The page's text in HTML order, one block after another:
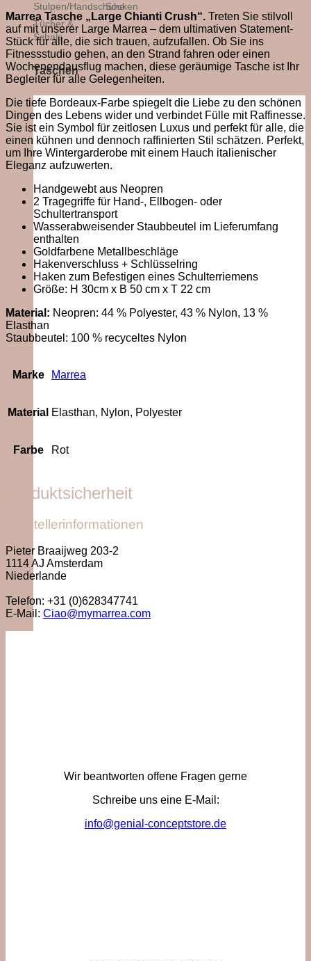
Stulpen/Handschuhe
Tücher &
Schals
Socken
Taschen
Marrea Tasche „Large Chianti Crush“. Treten Sie stilvoll
auf mit unserer Large Marrea – dem ultimativen Statement-
Stück für alle, die sich trauen, aufzufallen. Ob Sie ins
Fitnessstudio gehen, an den Strand fahren oder einen
Wochenendausflug machen, diese geräumige Tasche ist Ihr
Begleiter für alle Gelegenheiten.
Die tiefe Bordeaux-Farbe spiegelt die Liebe zu den schönen
Dingen des Lebens wider und verbindet Fülle mit Raffinesse.
Sie ist ein Symbol für zeitlosen Luxus und perfekt für alle, die
einen kühnen und dennoch raffinierten Stil schätzen. Perfekt,
um Ihre Wintergarderobe mit einem Hauch italienischer
Eleganz aufzuwerten.
Handgewebt aus Neopren
2 Tragegriffe für Hand-, Ellbogen- oder
Schultertransport
Wasserabweisender Staubbeutel im Lieferumfang
enthalten
Goldfarbene Metallbeschläge
Hakenverschluss + Schlüsselring
Haken zum Befestigen eines Schulterriemens
Größe: H 30cm x B 50 cm x T 22 cm
Material: Neopren: 44 % Polyester, 43 % Nylon, 13 %
Elasthan
Staubbeutel: 100 % recyceltes Nylon
Marke Marrea
Material Elasthan, Nylon, Polyester
Farbe Rot
Produktsicherheit
Herstellerinformationen
Pieter Braaijweg 203-2
1114 AJ Amsterdam
Niederlande
Telefon: +31 (0)628347741
E-Mail: Ciao@mymarrea.com
Wir beantworten offene Fragen gerne
Schreibe uns eine E-Mail:
info@genial-conceptstore.de